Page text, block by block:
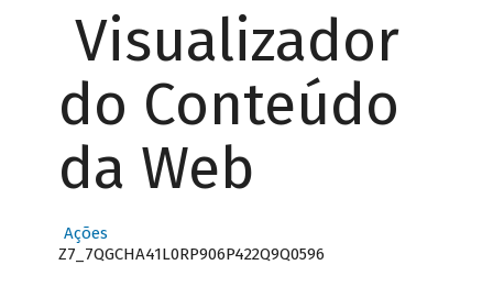
Visualizador
do Conteúdo
da Web
Ações
Z7_7QGCHA41L0RP906P422Q9Q0596